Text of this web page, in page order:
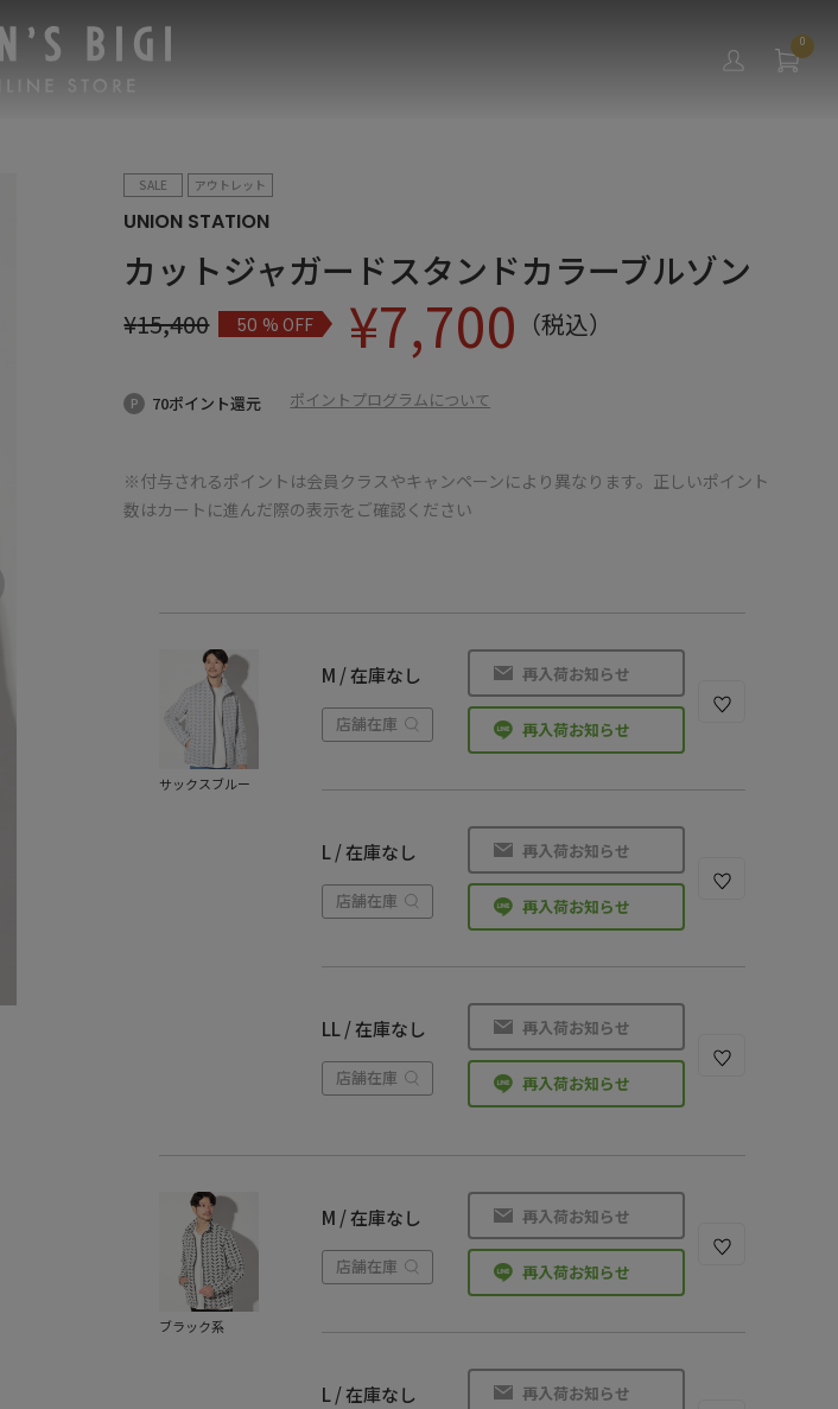
0
SALE アウトレット
UNION STATION
カットジャガードスタンドカラーブルゾン
¥15,400 50% OFF ¥7,700 （税込）
70ポイント還元 ポイントプログラムについて
※付与されるポイントは会員クラスやキャンペーンにより異なります。正しいポイント
数はカートに進んだ際の表示をご確認ください
サックスブルー
M / 在庫なし
店舗在庫
再入荷お知らせ
再入荷お知らせ
L / 在庫なし
店舗在庫
再入荷お知らせ
再入荷お知らせ
LL / 在庫なし
店舗在庫
再入荷お知らせ
再入荷お知らせ
ブラック系
M / 在庫なし
店舗在庫
再入荷お知らせ
再入荷お知らせ
L / 在庫なし 再入荷お知らせ